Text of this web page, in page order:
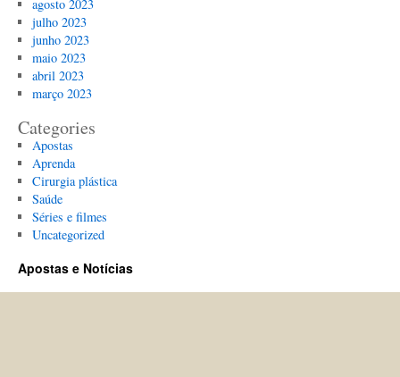
agosto 2023
julho 2023
junho 2023
maio 2023
abril 2023
março 2023
Categories
Apostas
Aprenda
Cirurgia plástica
Saúde
Séries e filmes
Uncategorized
Apostas e Notícias